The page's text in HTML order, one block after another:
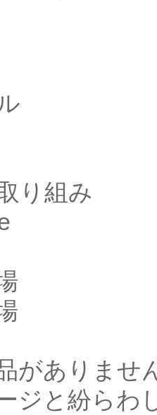
り組み
がありませ
ジと紛らわ